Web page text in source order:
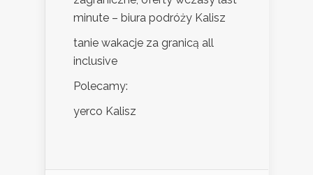
minute – biura podróży Kalisz
tanie wakacje za granicą all
inclusive
Polecamy:
yerco Kalisz